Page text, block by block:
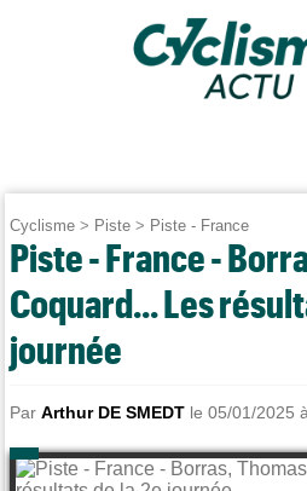
Cyclisme > Piste > Piste - France
Piste - France -
Coquard... Les
journée
ParArthur DE SMEDT le 05/01/2025